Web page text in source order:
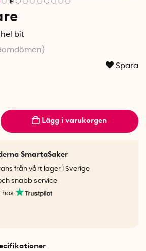
bit
)
Spara
Lägg i varukorgen
SmartaSaker
från vårt lager i Sverige
snabb service
hos